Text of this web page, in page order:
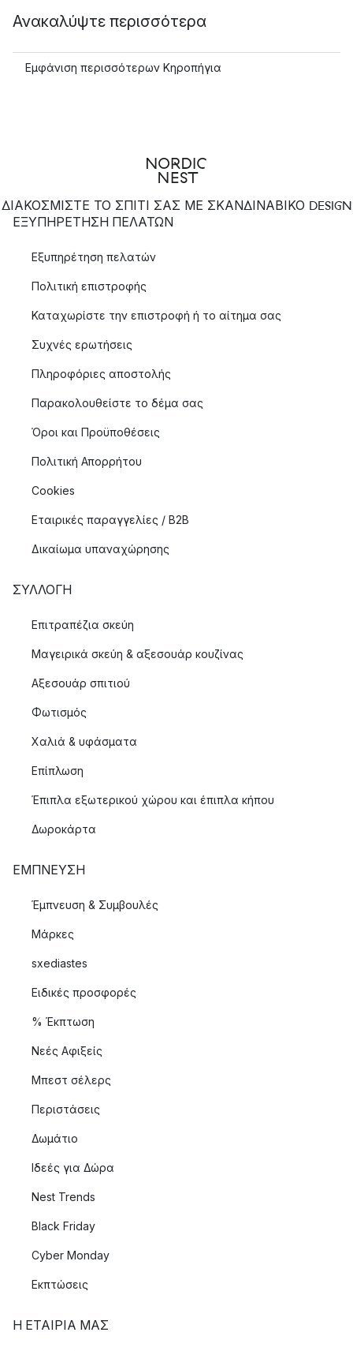
Ανακαλύψτε περισσότερα
Εμφάνιση περισσότερων Κηροπήγια
ΔΙΑΚΟΣΜΙΣΤΕ ΤΟ ΣΠΙΤΙ ΣΑΣ ΜΕ ΣΚΑΝΔΙΝΑΒΙΚΟ DESIGN
ΕΞΥΠΗΡΈΤΗΣΗ ΠΕΛΑΤΏΝ
Εξυπηρέτηση πελατών
Πολιτική επιστροφής
Καταχωρίστε την επιστροφή ή το αίτημα σας
Συχνές ερωτήσεις
Πληροφόριες αποστολής
Παρακολουθείστε το δέμα σας
Όροι και Προϋποθέσεις
Πολιτική Απορρήτου
Cookies
Εταιρικές παραγγελίες / B2B
Δικαίωμα υπαναχώρησης
ΣΥΛΛΟΓΉ
Επιτραπέζια σκεύη
Μαγειρικά σκεύη & αξεσουάρ κουζίνας
Αξεσουάρ σπιτιού
Φωτισμός
Χαλιά & υφάσματα
Επίπλωση
Έπιπλα εξωτερικού χώρου και έπιπλα κήπου
Δωροκάρτα
ΈΜΠΝΕΥΣΗ
Έμπνευση & Συμβουλές
Μάρκες
sxediastes
Ειδικές προσφορές
% Έκπτωση
Νεές Αφιξείς
Μπεστ σέλερς
Περιστάσεις
Δωμάτιο
Ιδεές για Δώρα
Nest Trends
Black Friday
Cyber Monday
Εκπτώσεις
Η ΕΤΑΊΡΙΑ ΜΑΣ